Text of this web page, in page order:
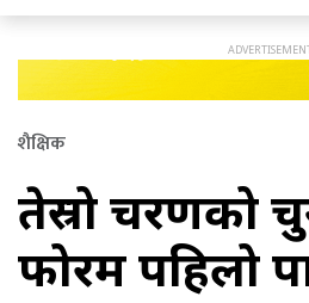
शैक्षिक
तेस्रो चरणको
फोरम पहिलो